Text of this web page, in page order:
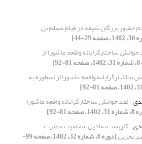
حضور بزرگان شیعه در قیام مسلم بن
‌خوانش ساختارگرایانه واقعه عاشورا از
ساختارگرایانه واقعه عاشورا از اسطوره به
نقدِ ‌خوانش ساختارگرایانه واقعه عاشورا
81-92]
کاربست نمادین شخصیت حضرت
بحرین [دوره 8، شماره 32، 1402، صفحه 99-